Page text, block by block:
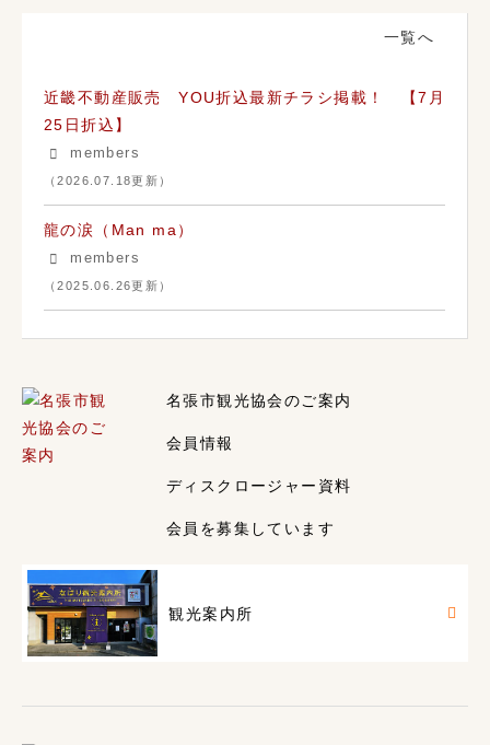
一覧へ
近畿不動産販売 YOU折込最新チラシ掲載！ 【7月
25日折込】
members
（2026.07.18更新）
龍の涙（Man ma）
members
（2025.06.26更新）
名張市観光協会のご案内
会員情報
ディスクロージャー資料
会員を募集しています
観光案内所